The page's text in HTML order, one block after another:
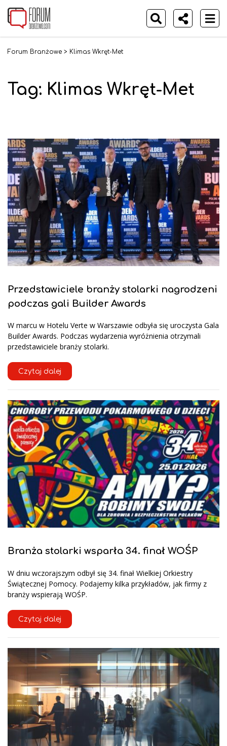
Forum Branżowe > Klimas Wkręt-Met
Tag: Klimas Wkręt-Met
Przedstawiciele branży stolarki nagrodzeni
podczas gali Builder Awards
W marcu w Hotelu Verte w Warszawie odbyła się uroczysta Gala
Builder Awards. Podczas wydarzenia wyróżnienia otrzymali
przedstawiciele branży stolarki.
Czytaj dalej
Branża stolarki wsparła 34. finał WOŚP
W dniu wczorajszym odbył się 34. finał Wielkiej Orkiestry
Świątecznej Pomocy. Podajemy kilka przykładów, jak firmy z
branży wspierają WOŚP.
Czytaj dalej